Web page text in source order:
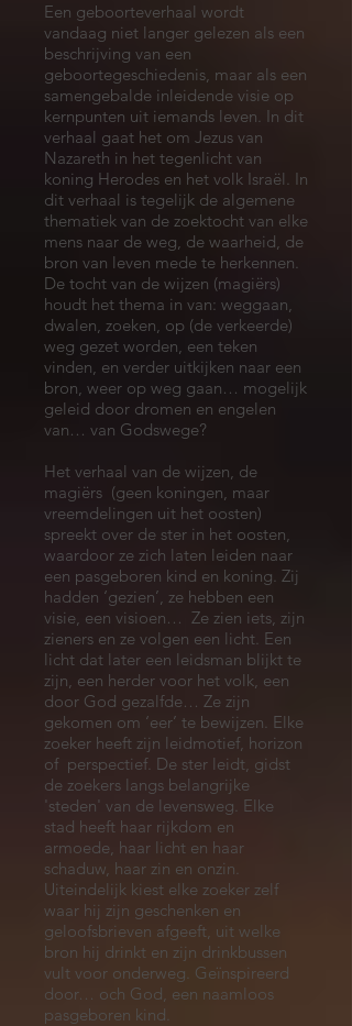
Een geboorteverhaal wordt
vandaag niet langer gelezen als een
beschrijving van een
geboortegeschiedenis, maar als een
samengebalde inleidende visie op
kernpunten uit iemands leven. In dit
verhaal gaat het om Jezus van
Nazareth in het tegenlicht van
koning Herodes en het volk Israël. In
dit verhaal is tegelijk de algemene
thematiek van de zoektocht van elke
mens naar de weg, de waarheid, de
bron van leven mede te herkennen.
De tocht van de wijzen (magiërs)
houdt het thema in van: weggaan,
dwalen, zoeken, op (de verkeerde)
weg gezet worden, een teken
vinden, en verder uitkijken naar een
bron, weer op weg gaan… mogelijk
geleid door dromen en engelen
van… van Godswege?
Het verhaal van de wijzen, de
magiërs (geen koningen, maar
vreemdelingen uit het oosten)
spreekt over de ster in het oosten,
waardoor ze zich laten leiden naar
een pasgeboren kind en koning. Zij
hadden ‘gezien’, ze hebben een
visie, een visioen… Ze zien iets, zijn
zieners en ze volgen een licht. Een
licht dat later een leidsman blijkt te
zijn, een herder voor het volk, een
door God gezalfde… Ze zijn
gekomen om ‘eer’ te bewijzen. Elke
zoeker heeft zijn leidmotief, horizon
of perspectief. De ster leidt, gidst
de zoekers langs belangrijke
'steden' van de levensweg. Elke
stad heeft haar rijkdom en
armoede, haar licht en haar
schaduw, haar zin en onzin.
Uiteindelijk kiest elke zoeker zelf
waar hij zijn geschenken en
geloofsbrieven afgeeft, uit welke
bron hij drinkt en zijn drinkbussen
vult voor onderweg. Geïnspireerd
door… och God, een naamloos
pasgeboren kind.